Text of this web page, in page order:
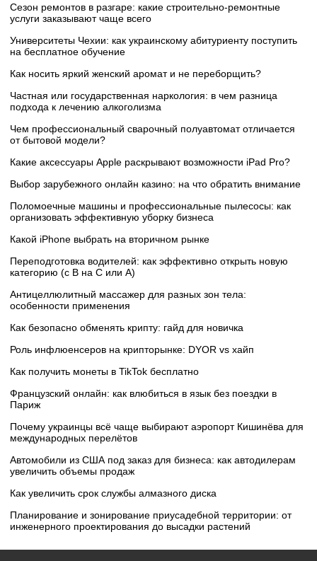
Сезон ремонтов в разгаре: какие строительно-ремонтные
услуги заказывают чаще всего
Университеты Чехии: как украинскому абитуриенту поступить
на бесплатное обучение
Как носить яркий женский аромат и не переборщить?
Частная или государственная наркология: в чем разница
подхода к лечению алкоголизма
Чем профессиональный сварочный полуавтомат отличается
от бытовой модели?
Какие аксессуары Apple раскрывают возможности iPad Pro?
Выбор зарубежного онлайн казино: на что обратить внимание
Поломоечные машины и профессиональные пылесосы: как
организовать эффективную уборку бизнеса
Какой iPhone выбрать на вторичном рынке
Переподготовка водителей: как эффективно открыть новую
категорию (с B на C или А)
Антицеллюлитный массажер для разных зон тела:
особенности применения
Как безопасно обменять крипту: гайд для новичка
Роль инфлюенсеров на крипторынке: DYOR vs хайп
Как получить монеты в TikTok бесплатно
Французский онлайн: как влюбиться в язык без поездки в
Париж
Почему украинцы всё чаще выбирают аэропорт Кишинёва для
международных перелётов
Автомобили из США под заказ для бизнеса: как автодилерам
увеличить объемы продаж
Как увеличить срок службы алмазного диска
Планирование и зонирование приусадебной территории: от
инженерного проектирования до высадки растений